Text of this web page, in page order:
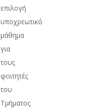
επιλογή
υποχρεωτικό
μάθημα
για
τους
φοιτητές
του
Τμήματος